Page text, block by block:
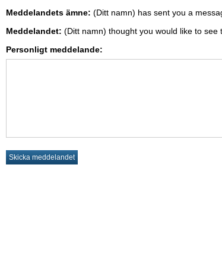
Meddelandets ämne: (Ditt namn) has sent you a
Meddelandet: (Ditt namn) thought you would like to see
Personligt meddelande: